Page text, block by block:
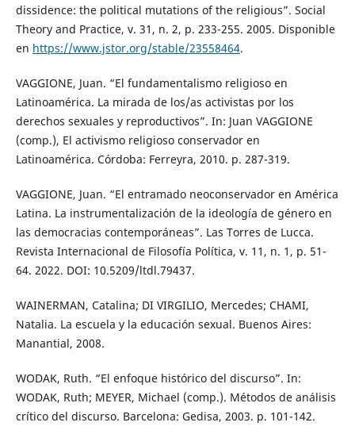
dissidence: the political mutations of the religious”. Social
Theory and Practice, v. 31, n. 2, p. 233-255. 2005. Disponible
en https://www.jstor.org/stable/23558464.
VAGGIONE, Juan. “El fundamentalismo religioso en
Latinoamérica. La mirada de los/as activistas por los
derechos sexuales y reproductivos”. In: Juan VAGGIONE
(comp.), El activismo religioso conservador en
Latinoamérica. Córdoba: Ferreyra, 2010. p. 287-319.
VAGGIONE, Juan. “El entramado neoconservador en América
Latina. La instrumentalización de la ideología de género en
las democracias contemporáneas”. Las Torres de Lucca.
Revista Internacional de Filosofía Política, v. 11, n. 1, p. 51-
64. 2022. DOI: 10.5209/ltdl.79437.
WAINERMAN, Catalina; DI VIRGILIO, Mercedes; CHAMI,
Natalia. La escuela y la educación sexual. Buenos Aires:
Manantial, 2008.
WODAK, Ruth. “El enfoque histórico del discurso”. In:
WODAK, Ruth; MEYER, Michael (comp.). Métodos de análisis
crítico del discurso. Barcelona: Gedisa, 2003. p. 101-142.